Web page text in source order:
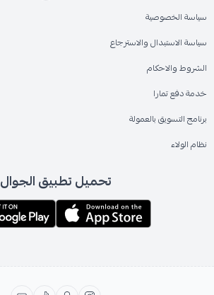
سياسة الخصوصية
سياسة الاستبدال والاسترجاع
الشروط والاحكام
خدمة دفع تمارا
برنامج التسويق بالعمولة
نظام الولاء
تحميل تطبيق الجوال